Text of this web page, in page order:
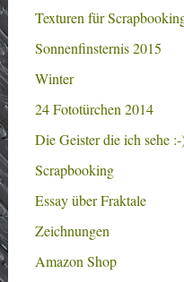
Texturen für
Sonnenfinsternis 2015
Winter
24 Fototürchen 2014
Die Geister die ich sehe
Scrapbooking
Essay über Fraktale
Zeichnungen
Amazon Shop